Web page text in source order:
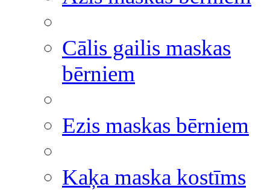
Cālis gailis maskas
bērniem
Ezis maskas bērniem
Kaķa maska kostīms